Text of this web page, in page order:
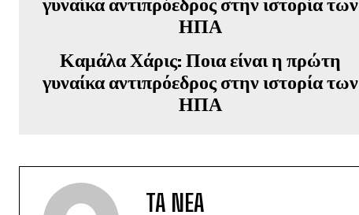
Καμάλα Χάρις: Ποια είναι η πρώτη
γυναίκα αντιπρόεδρος στην ιστορία των
ΗΠΑ
TA NEA